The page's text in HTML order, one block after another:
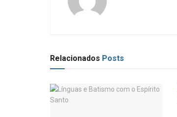
Relacionados Posts